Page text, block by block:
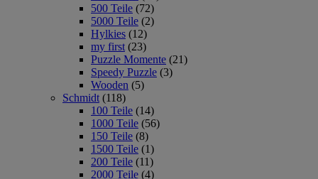
500 Teile (72)
5000 Teile (2)
Hylkies (12)
my first (23)
Puzzle Momente (21)
Speedy Puzzle (3)
Wooden (5)
Schmidt (118)
100 Teile (14)
1000 Teile (56)
150 Teile (8)
1500 Teile (1)
200 Teile (11)
2000 Teile (4)